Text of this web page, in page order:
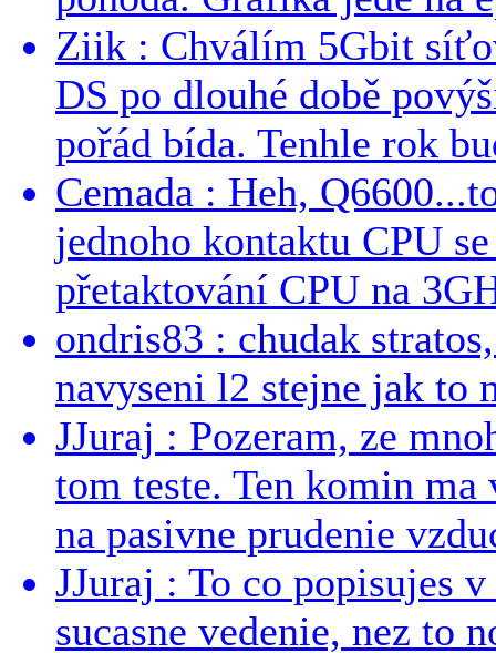
Ziik : Chválím 5Gbit
DS po dlouhé době
pořád bída. Tenhle rok
Cemada : Heh,
jednoho kontaktu CPU
přetaktování CPU na
ondris83 : chudak
navyseni l2 stejne jak to
JJuraj : Pozeram, ze
tom teste. Ten komin
na pasivne prudenie
JJuraj : To co popisujes
sucasne vedenie, nez to